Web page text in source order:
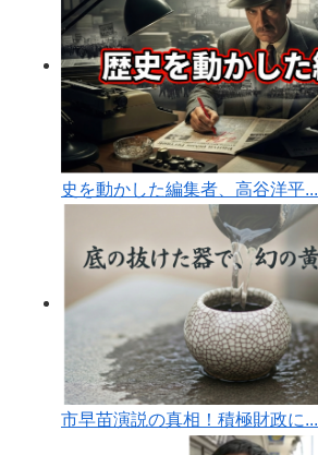
史を動かした編集者、高谷洋平...
市早苗演説の真相！積極財政に...